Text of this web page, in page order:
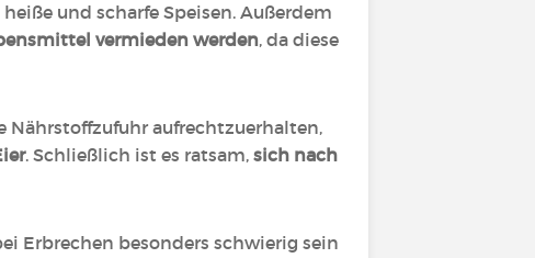
und scharfe Speisen. Außerdem
vermieden werden, da diese
aufrechtzuerhalten,
. Schließlich ist es ratsam, sich nach
Erbrechen besonders schwierig sein